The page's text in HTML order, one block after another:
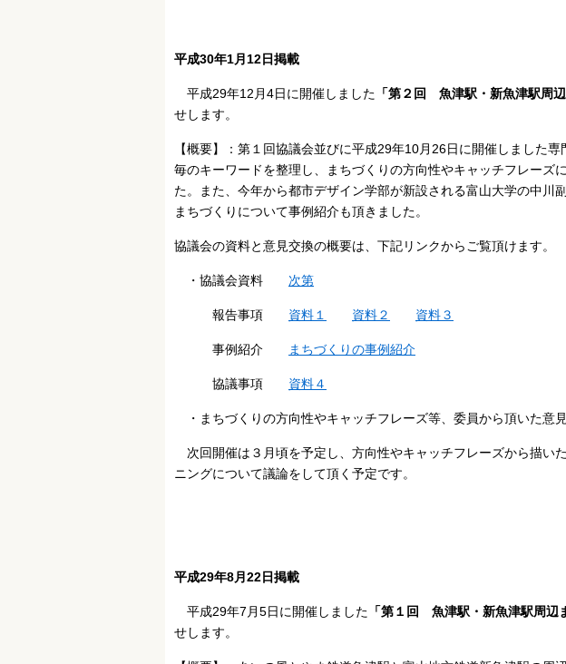
平成30年1月12日掲載
平成29年12月4日に開催しました 「第２回 魚津駅・新魚津駅周
せします。
【概要】：第１回協議会並びに平成29年10月26日に開催しました
毎のキーワードを整理し、まちづくりの方向性やキャッチフレーズ
た。また、今年から都市デザイン学部が新設される富山大学の中川
まちづくりについて事例紹介も頂きました。
協議会の資料と意見交換の概要は、下記リンクからご覧頂けます。
・協議会資料 次第
報告事項 資料１ 資料２ 資料３
事例紹介 まちづくりの事例紹介
協議事項 資料４
・まちづくりの方向性やキャッチフレーズ等、委員から頂いた
次回開催は３月頃を予定し、方向性やキャッチフレーズから描い
ニングについて議論をして頂く予定です。
平成29年8月22日掲載
平成29年7月5日に開催しました 「第１回 魚津駅・新魚津駅周辺
せします。